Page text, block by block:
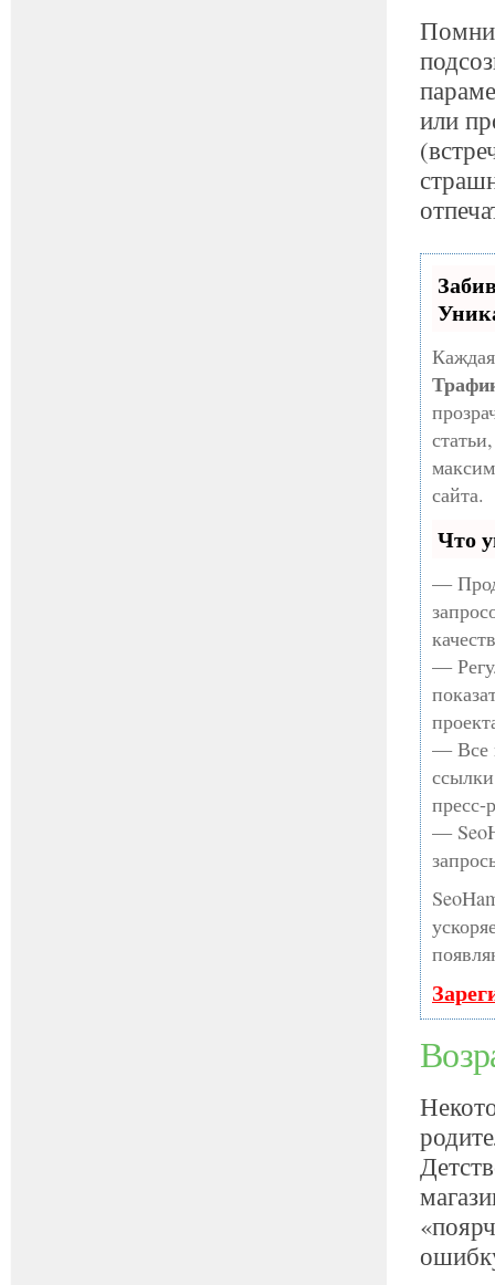
или
сайта.
Что
—
—
— Все
пресс-
—